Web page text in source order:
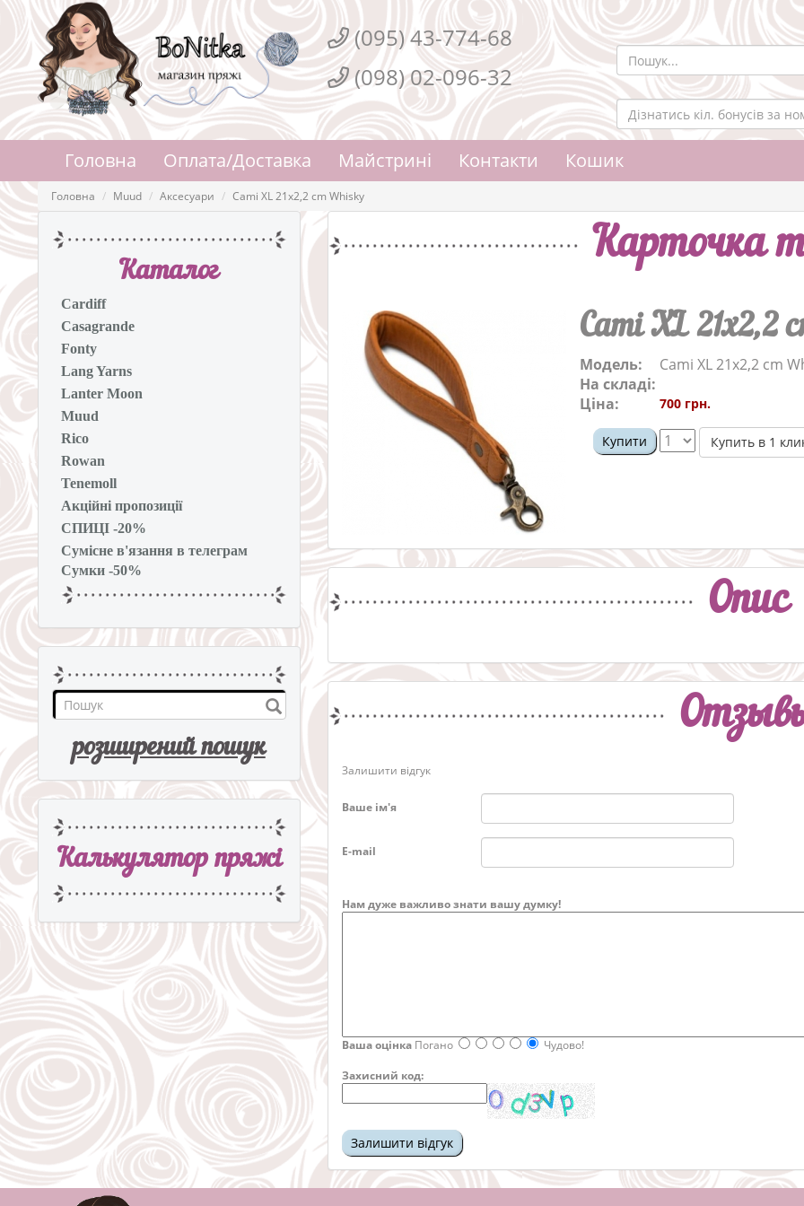
(095) 43-774-68
(098) 02-096-32
Головна Оплата/Доставка Майстрині Контакти Кошик
Головна Muud Аксесуари Cami XL 21x2,2 cm Whisky
Каталог
Cardiff
Casagrande
Fonty
Lang Yarns
Lanter Moon
Muud
Rico
Rowan
Tenemoll
Акційні пропозиції
СПИЦІ -20%
Сумісне в'язання в телеграм
Сумки -50%
розширений пошук
Калькулятор пряжi
Карточка
Cami XL 21x2,2
Модель:
Cami XL 21x2,2 cm
На складі:
Ціна:
700 грн.
Купити Купить в 1
Опис
Залишити відгук
Ваше ім'я
E-mail
Нам дуже важливо знати вашу думку!
Ваша оцінка Погано
Чудово!
Захисний код: